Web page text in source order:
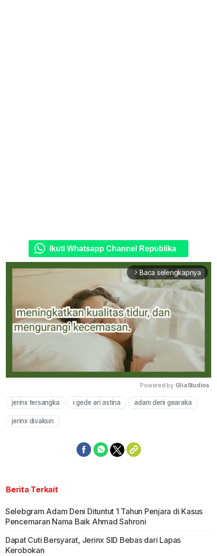
Ikuti Whatsapp Channel Republika
arrow_forward_ios Baca selengkapnya
Mute
Powered by GliaStudios
jerinx tersangka i gede ari astina adam deni gearaka
jerinx divaksin
Berita Terkait
Selebgram Adam Deni Dituntut 1 Tahun Penjara di Kasus
Pencemaran Nama Baik Ahmad Sahroni
Dapat Cuti Bersyarat, Jerinx SID Bebas dari Lapas
Kerobokan